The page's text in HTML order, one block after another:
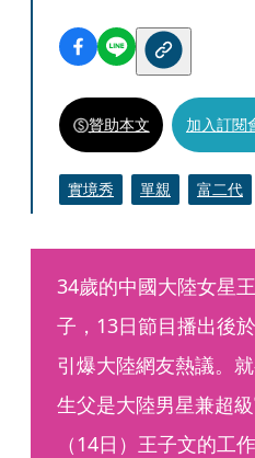
贊助本文 加入訂閱
實境秀 單親 富二代
34歲的中國大陸女星
子，13日節目播出後
引爆大陸網友熱議。
生父是大陸男星兼超
（14日）王子文的工